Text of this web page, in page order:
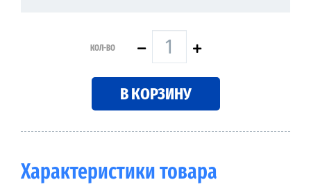
КОЛ-ВО
В КОРЗИНУ
Характеристики товара